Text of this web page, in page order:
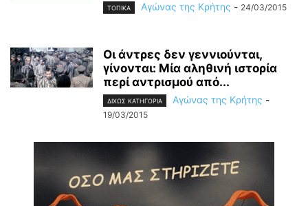
ΤΟΠΙΚΑ Αγώνας της Κρήτης - 24/03/2015
Οι άντρες δεν γεννιούνται,
γίνονται: Μία αληθινή ιστορία
περί αντρισμού από...
ΔΙΧΩΣ ΚΑΤΗΓΟΡΙΑ Αγώνας της Κρήτης -
19/03/2015